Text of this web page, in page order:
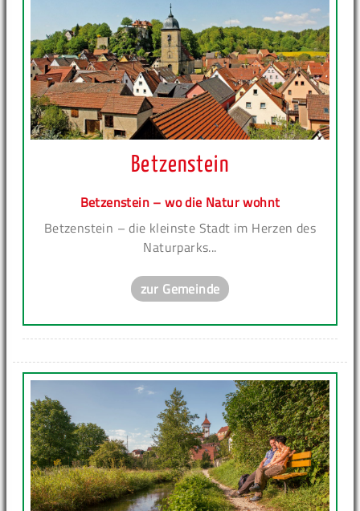
Betzenstein
Betzenstein – wo die Natur wohnt
Betzenstein – die kleinste Stadt im Herzen des
Naturparks...
zur Gemeinde